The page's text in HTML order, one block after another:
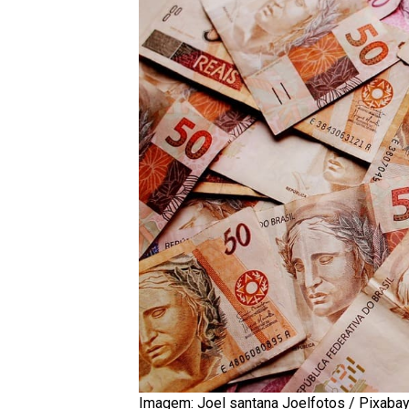
Imagem: Joel santana Joelfotos / Pixabay